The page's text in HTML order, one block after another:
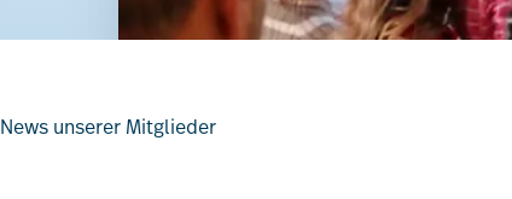
News unserer Mitglieder